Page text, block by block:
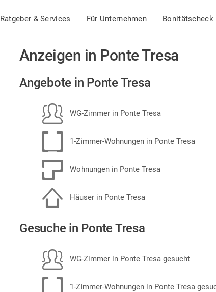
Ratgeber & Services Für Unternehmen Bonitätscheck
Anzeigen in Ponte Tresa
Angebote in Ponte Tresa
WG-Zimmer in Ponte Tresa
1-Zimmer-Wohnungen in Ponte Tresa
Wohnungen in Ponte Tresa
Häuser in Ponte Tresa
Gesuche in Ponte Tresa
WG-Zimmer in Ponte Tresa gesucht
1-Zimmer-Wohnungen in Ponte Tresa